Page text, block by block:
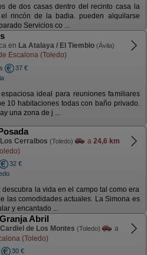
de dos casas dentro del recinto casa la
rincón de la badia. pueden alquilarse
Servicios co ...
en La Atalaya / El Tiemblo (Ávila)
Escalona (Toledo)
37 €
ideal para reuniones familiares
10 habitaciones todas con baño privado.
una zona de j ...
Los Cerralbos (Toledo) a 24,6 km
32 €
descubra la vida en el campo tal como era
las comodidades actuales. La Simona es
y encantado ...
Abril
Cardiel de Los Montes (Toledo)
a
(Toledo)
30 €